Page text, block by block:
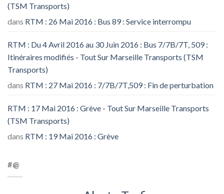
(TSM Transports)
dans RTM : 26 Mai 2016 : Bus 89 : Service interrompu
RTM : Du 4 Avril 2016 au 30 Juin 2016 : Bus 7/7B/7T, 509 :
Itinéraires modifiés - Tout Sur Marseille Transports (TSM
Transports)
dans RTM : 27 Mai 2016 : 7/7B/7T,509 : Fin de perturbation
RTM : 17 Mai 2016 : Grève - Tout Sur Marseille Transports
(TSM Transports)
dans RTM : 19 Mai 2016 : Grève
#@